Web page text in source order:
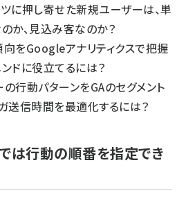
に押し寄せた新規ユーザーは、単
か、見込み客なのか？
をGoogleアナリティクスで把握
ドに役立てるには？
行動パターンをGAのセグメント
送信時間を最適化するには？
では行動の順番を指定でき